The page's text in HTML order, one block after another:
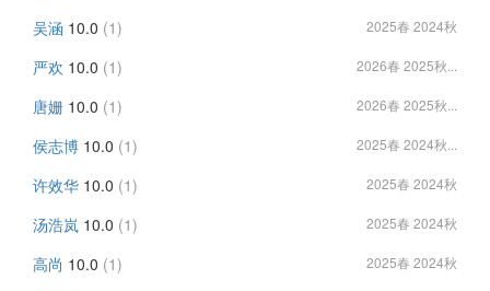
吴涵 10.0 (1) 2025春 2024秋
严欢 10.0 (1) 2026春 2025秋...
唐姗 10.0 (1) 2026春 2025秋...
侯志博 10.0 (1) 2025春 2024秋...
许效华 10.0 (1) 2025春 2024秋
汤浩岚 10.0 (1) 2025春 2024秋
高尚 10.0 (1) 2025春 2024秋